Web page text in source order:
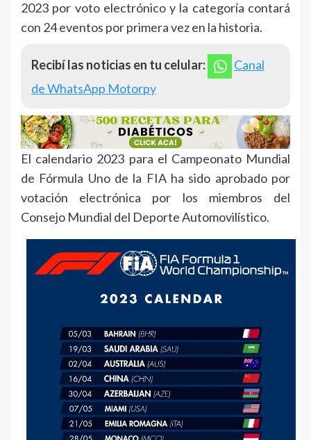
2023 por voto electrónico y la categoría contará
con 24 eventos por primera vez en la historia.
Recibí las noticias en tu celular:
Canal
de WhatsApp Motorpy
El calendario 2023 para el Campeonato Mundial
de Fórmula Uno de la FIA ha sido aprobado por
votación electrónica por los miembros del
Consejo Mundial del Deporte Automovilístico.